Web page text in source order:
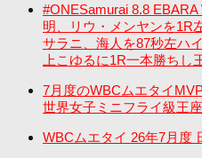
#ONESamurai 8.8
明、リウ・メンヤンを1R
サラニ、海人を87秒左ハ
上こゆるに1R一本勝ちし
7月度のWBCムエタイ
世界女子ミニフライ級王
WBCムエタイ 26年7月度